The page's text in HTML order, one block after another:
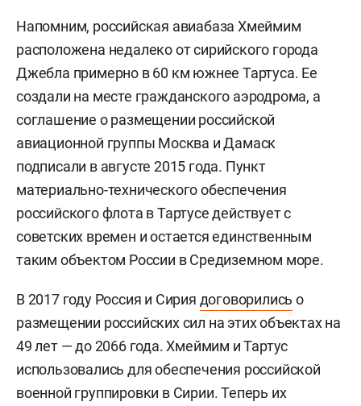
Напомним, российская авиабаза Хмеймим
расположена недалеко от сирийского города
Джебла примерно в 60 км южнее Тартуса. Ее
создали на месте гражданского аэродрома, а
соглашение о размещении российской
авиационной группы Москва и Дамаск
подписали в августе 2015 года. Пункт
материально-технического обеспечения
российского флота в Тартусе действует с
советских времен и остается единственным
таким объектом России в Средиземном море.
В 2017 году Россия и Сирия договорились о
размещении российских сил на этих объектах на
49 лет — до 2066 года. Хмеймим и Тартус
использовались для обеспечения российской
военной группировки в Сирии. Теперь их